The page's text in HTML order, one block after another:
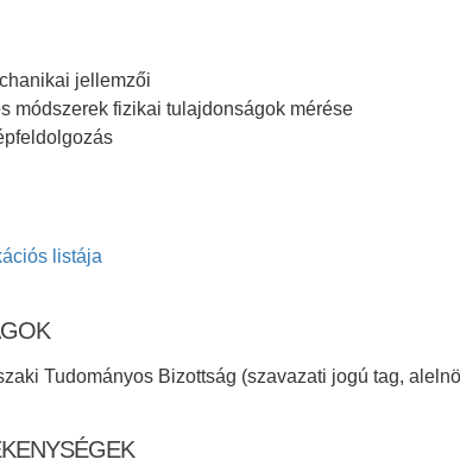
jellemzői
módszerek fizikai tulajdonságok mérése
listája
Tudományos Bizottság (szavazati jogú tag,